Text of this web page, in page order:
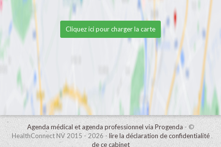
Cliquez ici pour charger la carte
Agenda médical et agenda professionnel via Progenda- ©
HealthConnect NV 2015 - 2026 - lire la déclaration de confidentialité
de ce cabinet